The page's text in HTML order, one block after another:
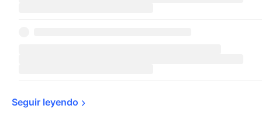
Seguir leyendo